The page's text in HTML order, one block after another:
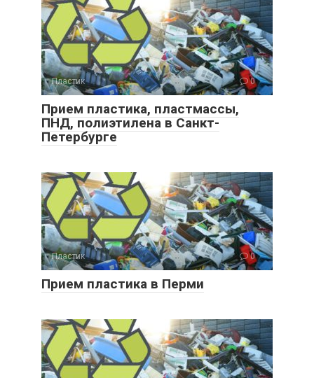
Пластик 0
Прием пластика, пластмассы,
ПНД, полиэтилена в Санкт-
Петербурге
Пластик 0
Прием пластика в Перми